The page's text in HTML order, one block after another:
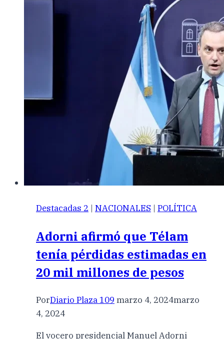
Destacadas 2 | NACIONALES | POLÍTICA
Adorni afirmó que Télam
tenía pérdidas estimadas en
20 mil millones de pesos
PorDiario Plaza 109 marzo 4, 2024marzo
4, 2024
El vocero presidencial Manuel Adorni